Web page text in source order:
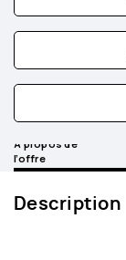
A propos de
l’offre
Description